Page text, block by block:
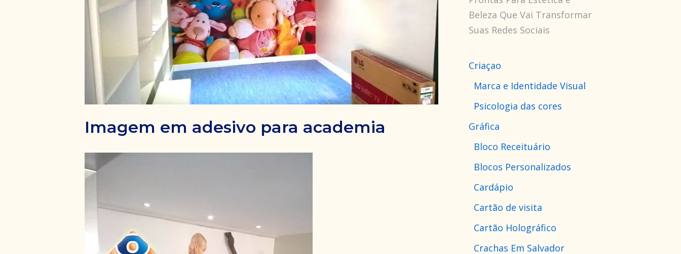
Imagem em adesivo para academia
Beleza Que Vai Transformar
Suas Redes Sociais
Criaçao
Marca e Identidade Visual
Psicologia das cores
Gráfica
Bloco Receituário
Blocos Personalizados
Cardápio
Cartão de visita
Cartão Holográfico
Crachas Em Salvador